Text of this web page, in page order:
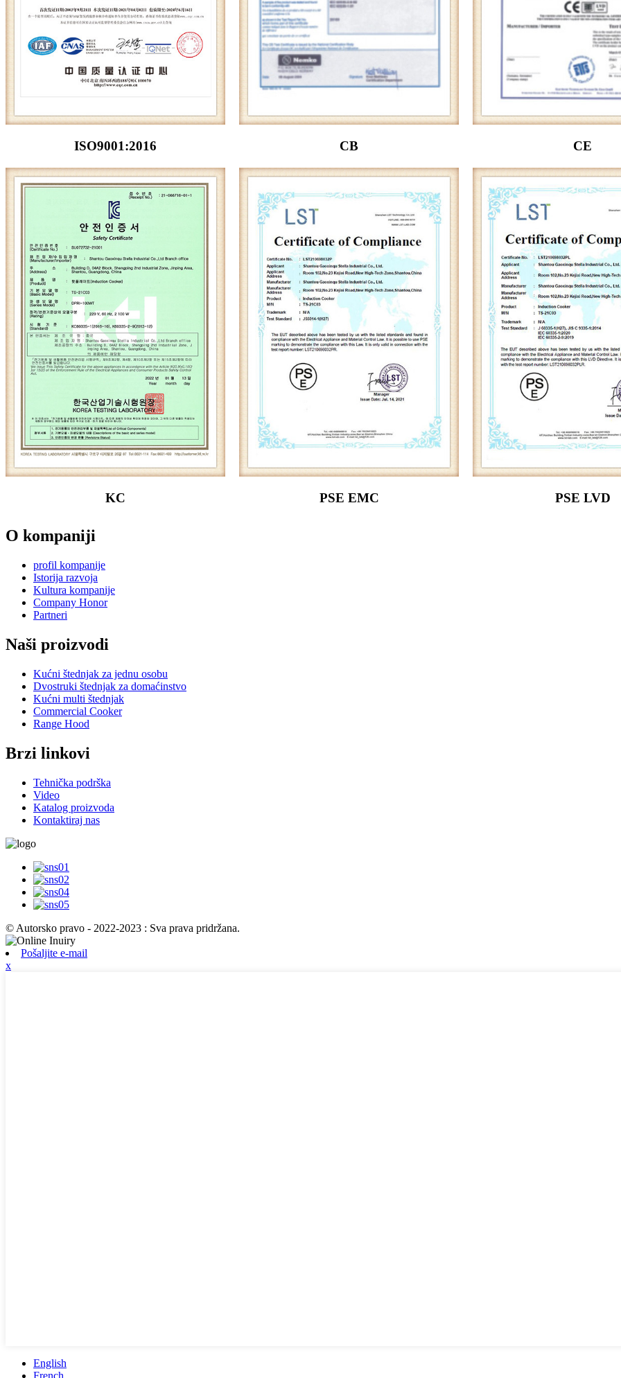
ISO9001:2016 CB CE
KC PSE EMC PSE LVD
O kompaniji
profil kompanije
Istorija razvoja
Kultura kompanije
Company Honor
Partneri
Naši proizvodi
Kućni štednjak za jednu osobu
Dvostruki štednjak za domaćinstvo
Kućni multi štednjak
Commercial Cooker
Range Hood
Brzi linkovi
Tehnička podrška
Video
Katalog proizvoda
Kontaktiraj nas
© Autorsko pravo - 2022-2023 : Sva prava pridržana.
Pošaljite e-mail
x
English
French